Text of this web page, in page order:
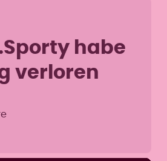
habe
verloren